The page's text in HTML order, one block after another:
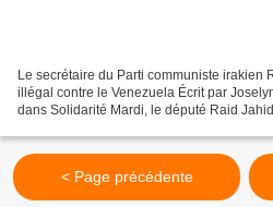
Le secrétaire du Parti communiste irakien
illégal contre le Venezuela Écrit par
dans Solidarité Mardi, le député Raid
< Page précédente